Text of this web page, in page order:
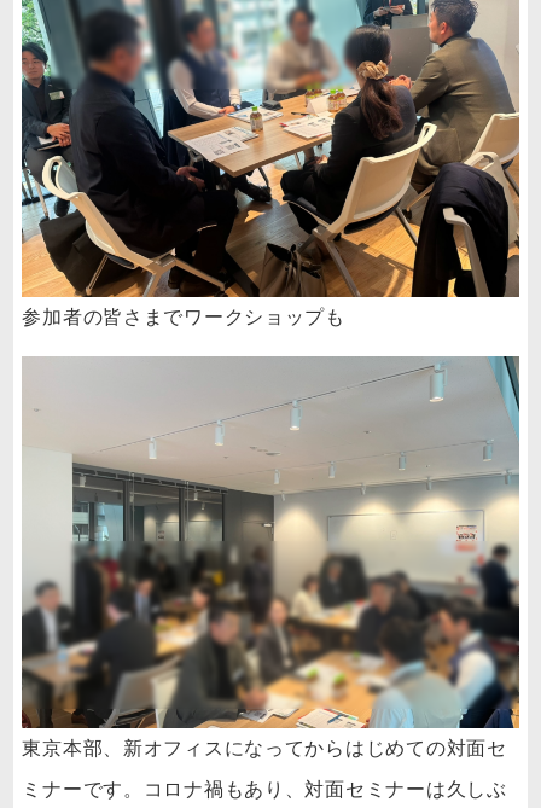
参加者の皆さまでワークショップも
東京本部、新オフィスになってからはじめての対面セ
ミナーです。コロナ禍もあり、対面セミナーは久しぶ